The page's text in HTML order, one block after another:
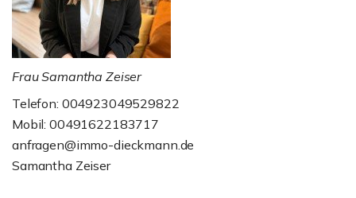
Frau Samantha Zeiser
Telefon: 004923049529822
Mobil: 00491622183717
anfragen@immo-dieckmann.de
Samantha Zeiser